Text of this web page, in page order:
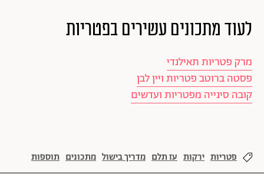
לעוד מתכונים עשירים בפטריות
מרק פטריות תאילנדי
פסטה ברוטב פטריות ויין לבן
קובה סינייה מפטריות ועדשים
פטריות ירקות עז תלם מדריך בישול מתכונים תוספות